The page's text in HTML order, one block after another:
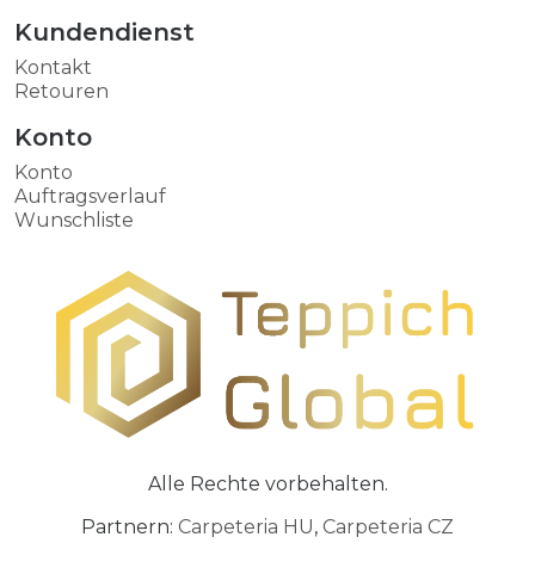
Kundendienst
Kontakt
Retouren
Konto
Konto
Auftragsverlauf
Wunschliste
Alle Rechte vorbehalten.
Partnern: Carpeteria HU, Carpeteria CZ